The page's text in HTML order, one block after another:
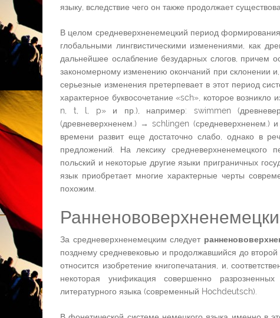
языку, вследствие чего он также продолжает
В целом средневерхненемецкий период
глобальными лингвистическими изменениями, как
дальнейшее ослабление безударных слогов, причем
закономерному изменению окончаний при склонении
серьезные изменения претерпевает в этот период
характерное буквосочетание «sch», которое
n, t, l, p» и пр.), например: swimmen
(древневерхненем.) → schlingen (средневерхненем.)
времени развит еще достаточно слабо, однако в
предложений. На лексику средневерхненемецкого
польский и некоторые другие языки приграничных
язык приобретает многие характерные черты
похожим.
За средневерхненемецким следует
позднему средневековью и продолжавшийся до
относится изобретение книгопечатания, и,
некоторая унификация совершенно
литературного языка (современный Hochdeutsch).